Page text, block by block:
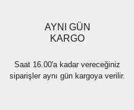
AYNI GÜN
KARGO
Saat 16.00'a kadar vereceğiniz
siparişler aynı gün kargoya verilir.